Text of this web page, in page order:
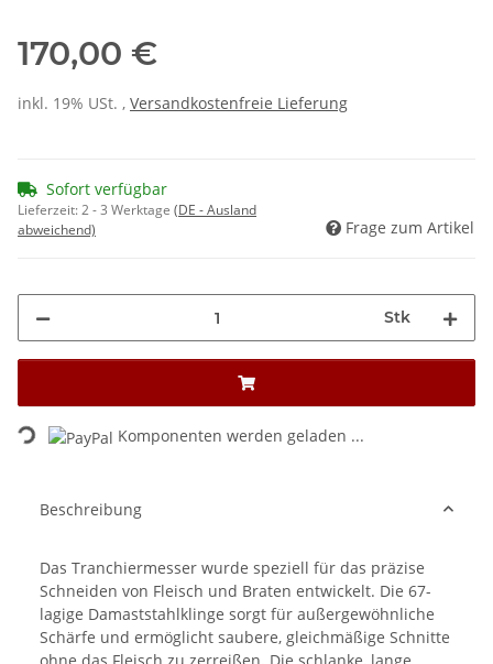
170,00 €
inkl. 19% USt. , Versandkostenfreie Lieferung
Sofort verfügbar
Lieferzeit:2 - 3 Werktage (DE - Ausland
abweichend)
Frage zum Artikel
Stk
Loading... Komponenten werden geladen ...
Beschreibung
Das Tranchiermesser wurde speziell für das präzise
Schneiden von Fleisch und Braten entwickelt. Die 67-
lagige Damaststahlklinge sorgt für außergewöhnliche
Schärfe und ermöglicht saubere, gleichmäßige Schnitte